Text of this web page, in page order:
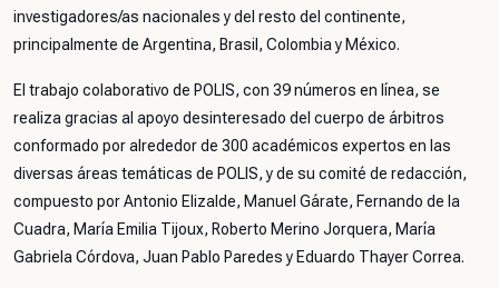
investigadores/as nacionales y del resto del continente,
principalmente de Argentina, Brasil, Colombia y México.
El trabajo colaborativo de POLIS, con 39 números en línea, se
realiza gracias al apoyo desinteresado del cuerpo de árbitros
conformado por alrededor de 300 académicos expertos en las
diversas áreas temáticas de POLIS, y de su comité de redacción,
compuesto por Antonio Elizalde, Manuel Gárate, Fernando de la
Cuadra, María Emilia Tijoux, Roberto Merino Jorquera, María
Gabriela Córdova, Juan Pablo Paredes y Eduardo Thayer Correa.